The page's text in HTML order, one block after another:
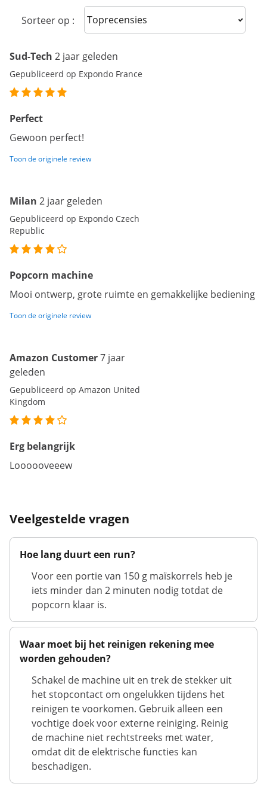
Sorteer op : Sort reviews
Sud-Tech 2 jaar geleden
Gepubliceerd op Expondo France
Perfect
Gewoon perfect!
Toon de originele review
Milan 2 jaar geleden
Gepubliceerd op Expondo Czech
Republic
Popcorn machine
Mooi ontwerp, grote ruimte en gemakkelijke bediening
Toon de originele review
Amazon Customer7 jaar
geleden
Gepubliceerd op Amazon United
Kingdom
Erg belangrijk
Loooooveeew
Veelgestelde vragen
Hoe lang duurt een run?
Voor een portie van 150 g maïskorrels heb je
iets minder dan 2 minuten nodig totdat de
popcorn klaar is.
Waar moet bij het reinigen rekening mee
worden gehouden?
Schakel de machine uit en trek de stekker uit
het stopcontact om ongelukken tijdens het
reinigen te voorkomen. Gebruik alleen een
vochtige doek voor externe reiniging. Reinig
de machine niet rechtstreeks met water,
omdat dit de elektrische functies kan
beschadigen.